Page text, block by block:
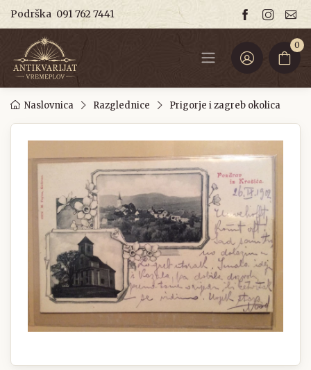
Podrška 091 762 7441
0
Naslovnica Razglednice Prigorje i zagreb okolica